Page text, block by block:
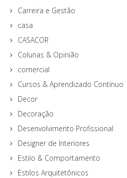
Carreira e Gestão
casa
CASACOR
Colunas & Opinião
comercial
Cursos & Aprendizado Contínuo
Decor
Decoração
Desenvolvimento Profissional
Designer de Interiores
Estilo & Comportamento
Estilos Arquitetônicos